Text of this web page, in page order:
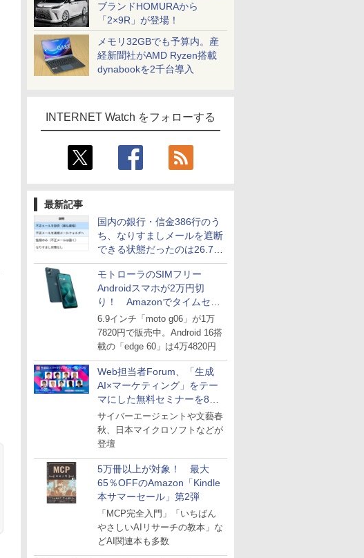
ブランドHOMURAから
「2×9R」が登場！
メモリ32GBでも予算内。産
経新聞社がAMD Ryzen搭載
dynabookを2千台導入
INTERNET Watch をフォローする
最新記事
国内の銀行・信金386行のう
ち、なりすましメールを遮断
できる状態だったのは26.7％
にとどまる～GMOブランド
セキュリティ調査
モトローラのSIMフリー
Androidスマホが2万円切
り！ Amazonでタイムセー
ル
6.9インチ「moto g06」が1万
7820円で販売中。Android 16搭
載の「edge 60」は4万4820円
Web担当者Forum、「生成
AI×マーケティング」をテー
マにした無料セミナーを8月
27日にオンライン開催
サイバーエージェントや文藝春
秋、日本マイクロソフトなどが
登壇
5万冊以上が対象！ 最大
65％OFFのAmazon「Kindle
本サマーセール」第2弾
「MCP完全入門」「いちばん
やさしいAIリサーチの教本」な
どAI関連本も多数